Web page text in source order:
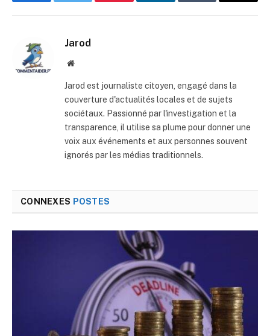
Jarod
Site
Jarod est journaliste citoyen, engagé dans la
couverture d'actualités locales et de sujets
sociétaux. Passionné par l'investigation et la
transparence, il utilise sa plume pour donner une
voix aux événements et aux personnes souvent
ignorés par les médias traditionnels.
CONNEXES POSTES